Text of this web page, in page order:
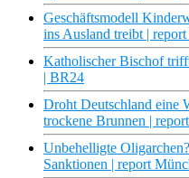
Geschäftsmodell
ins Ausland treibt |
Katholischer Bischof
| BR24
Droht Deutschland eine
trockene Brunnen |
Unbehelligte
Sanktionen | report